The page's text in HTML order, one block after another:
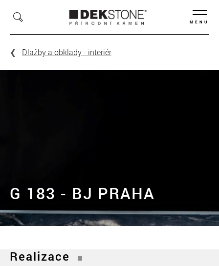
MENU
Dlažby a obklady - interiér
G 183 - BJ PRAHA
Realizace